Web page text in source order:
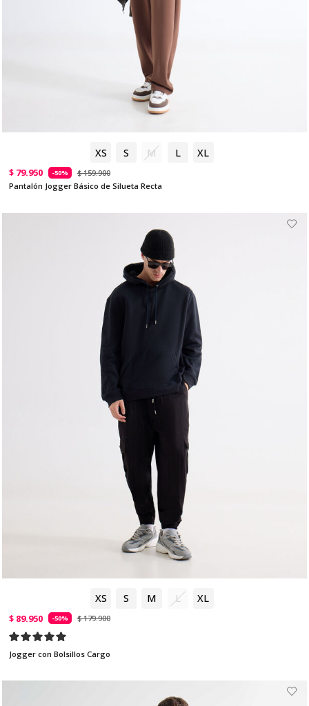
XS S M L XL
$ 79.950 -50%
$ 159.900
Pantalón Jogger Básico de Silueta Recta
XS S M L XL
$ 89.950 -50% $ 179.900
Jogger con Bolsillos Cargo